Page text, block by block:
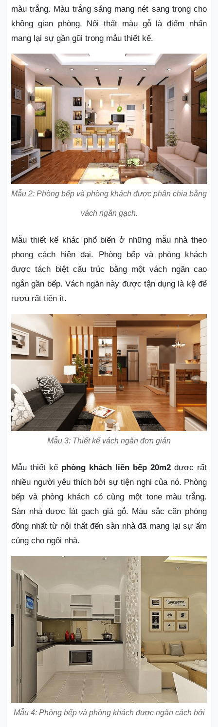
màu trắng. Màu trắng sáng mang nét sang trọng cho
không gian phòng. Nội thất màu gỗ là điểm nhấn
mang lại sự gần gũi trong mẫu thiết kế.
Mẫu 2: Phòng bếp và phòng khách được phân chia bằng
vách ngăn gạch.
Mẫu thiết kế khác phổ biến ở những mẫu nhà theo
phong cách hiện đại. Phòng bếp và phòng khách
được tách biệt cấu trúc bằng một vách ngăn cao
ngắn gần bếp. Vách ngăn này được tận dụng là kệ để
rượu rất tiện ít.
Mẫu 3: Thiết kế vách ngăn đơn giản
Mẫu thiết kế phòng khách liền bếp 20m2 được rất
nhiều người yêu thích bởi sự tiện nghi của nó. Phòng
bếp và phòng khách có cùng một tone màu trắng.
Sàn nhà được lát gạch giả gỗ. Màu sắc căn phòng
đồng nhất từ nội thất đến sàn nhà đã mang lại sự ấm
cúng cho ngôi nhà.
Mẫu 4: Phòng bếp và phòng khách được ngăn cách bởi